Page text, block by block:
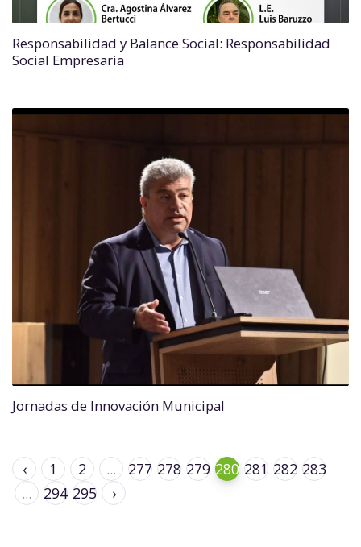
Responsabilidad y Balance Social: Responsabilidad
Social Empresaria
Jornadas de Innovación Municipal
‹ 1 2 ... 277 278 279 280 281 282 283
...
294 295 ›